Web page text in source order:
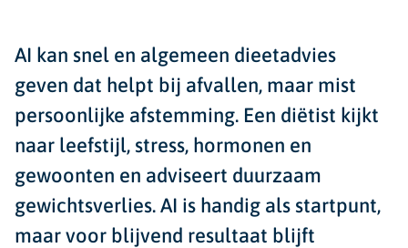
AI kan snel en algemeen dieetadvies
geven dat helpt bij afvallen, maar mist
persoonlijke afstemming. Een diëtist kijkt
naar leefstijl, stress, hormonen en
gewoonten en adviseert duurzaam
gewichtsverlies. AI is handig als startpunt,
maar voor blijvend resultaat blijft